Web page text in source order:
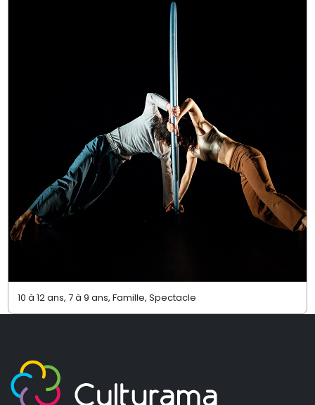
10 à 12 ans, 7 à 9 ans, Famille, Spectacle